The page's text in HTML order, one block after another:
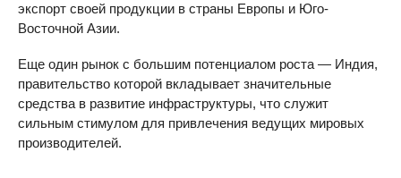
экспорт своей продукции в страны Европы и Юго-
Восточной Азии.
Еще один рынок с большим потенциалом роста — Индия,
правительство которой вкладывает значительные
средства в развитие инфраструктуры, что служит
сильным стимулом для привлечения ведущих мировых
производителей.